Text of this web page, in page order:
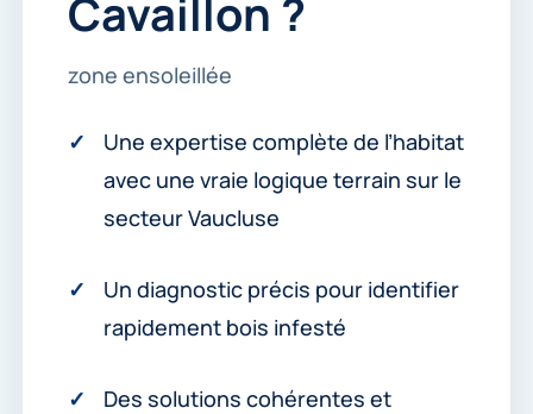
Cavaillon ?
zone ensoleillée
Une expertise complète de l’habitat
avec une vraie logique terrain sur le
secteur Vaucluse
Un diagnostic précis pour identifier
rapidement bois infesté
Des solutions cohérentes et